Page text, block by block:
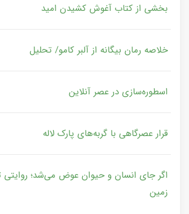
بخشی از کتاب آغوش کشیدن امید
خلاصه رمان بیگانه از آلبر کامو/ تحلیل
اسطوره‌سازی در عصر آنلاین
قرار عصرگاهی با گربه‌های پارک لاله
اگر جای انسان و حیوان عوض می‌شد؛ روایتی
زمین